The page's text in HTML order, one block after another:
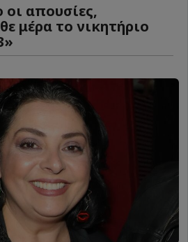
οι απουσίες,
μέρα το νικητήριο